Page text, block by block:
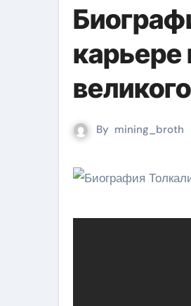
карьере
By mining_broth